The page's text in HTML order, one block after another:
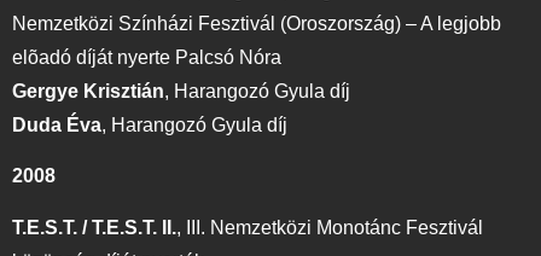
Nemzetközi Színházi Fesztivál (Oroszország) – A legjobb
elõadó díját nyerte Palcsó Nóra
Gergye Krisztián, Harangozó Gyula díj
Duda Éva, Harangozó Gyula díj
2008
T.E.S.T. / T.E.S.T. II.,
III. Nemzetközi Monotánc Fesztivál